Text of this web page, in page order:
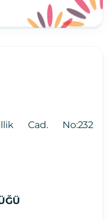
Cad. No:232